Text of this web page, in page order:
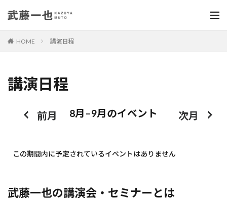
HOME 講演日程
講演日程
8月–9月のイベント
前月 次月
この期間内に予定されているイベントはありません
武藤一也の講演会・セミナーとは